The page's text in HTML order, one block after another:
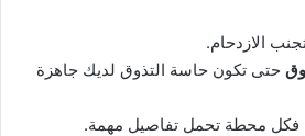
الازدحام.
حتى تكون حاسة التذوق لديك جاهزة
فكل محطة تحمل تفاصيل مهمة.